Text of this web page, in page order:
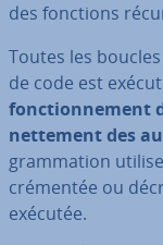
des fonctions
Toutes les
de code est
fonc­tion­ne­ment
nettement des
gram­ma­tion
cré­men­tée ou
exécutée.